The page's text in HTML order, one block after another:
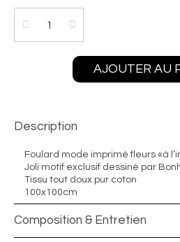
AJOUTER AU
Description
Foulard mode imprimé fleurs «à
Joli motif exclusif dessiné par
Tissu tout doux pur coton
100x100cm
Composition & Entretien